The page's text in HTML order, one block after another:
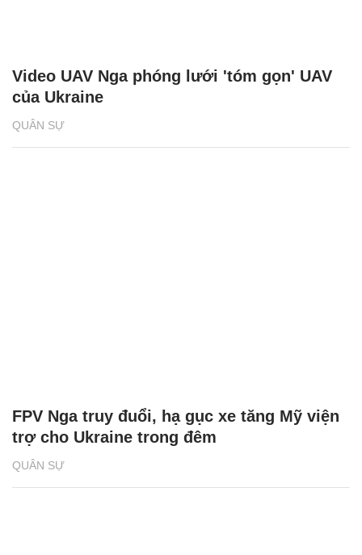
QUÂN SỰ
Video UAV Nga phóng lưới 'tóm gọn' UAV
của Ukraine
QUÂN SỰ
FPV Nga truy đuổi, hạ gục xe tăng Mỹ viện
trợ cho Ukraine trong đêm